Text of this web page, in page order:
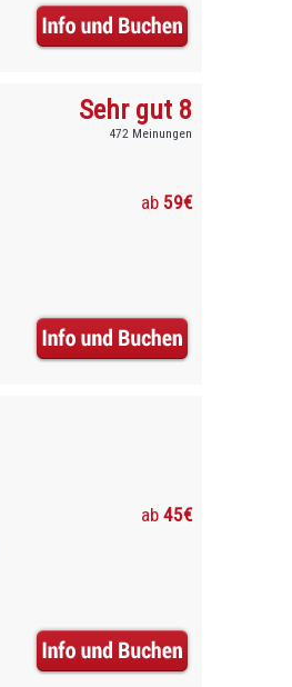
Sehr gut 8
472 Meinungen
ab 59€
ab45€